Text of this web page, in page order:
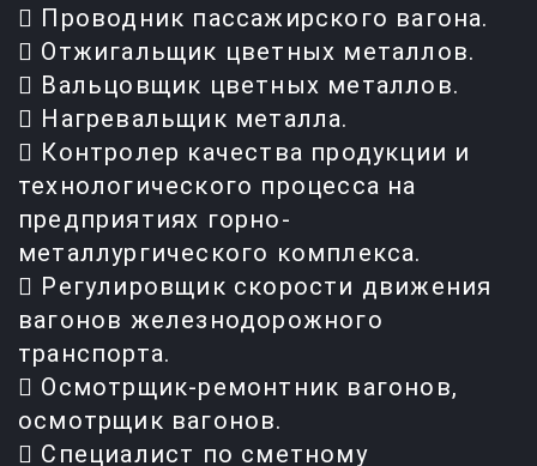
 Проводник пассажирского вагона.
 Отжигальщик цветных металлов.
 Вальцовщик цветных металлов.
 Нагревальщик металла.
 Контролер качества продукции и
технологического процесса на
предприятиях горно-
металлургического комплекса.
 Регулировщик скорости движения
вагонов железнодорожного
транспорта.
 Осмотрщик-ремонтник вагонов,
осмотрщик вагонов.
 Специалист по сметному